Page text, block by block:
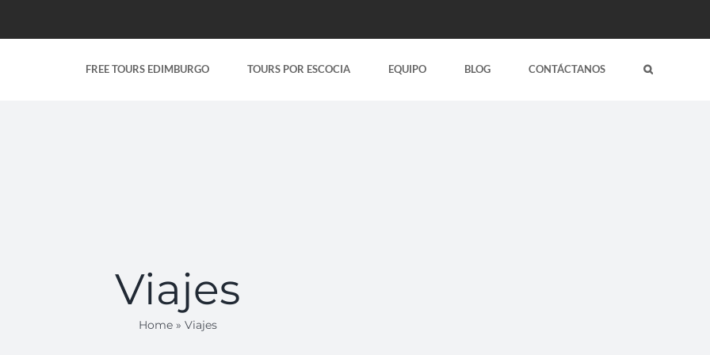
FREE TOURS EDIMBURGO TOURS POR ESCOCIA EQUIPO BLOG CONTÁCTANOS
Viajes
Home» Viajes